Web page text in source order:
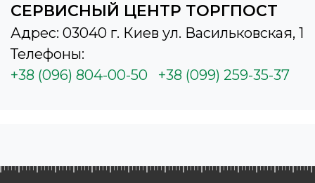
СЕРВИСНЫЙ ЦЕНТР ТОРГПОСТ
Адрес: 03040 г. Киев ул. Васильковская, 1
Телефоны:
+38 (096) 804-00-50
+38 (099) 259-35-37